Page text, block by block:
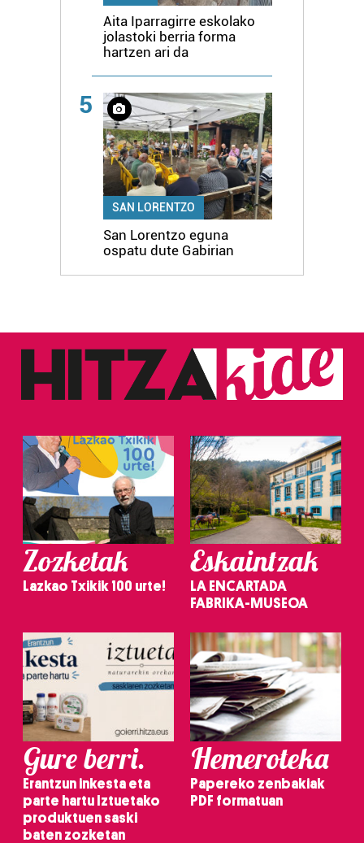
Aita Iparragirre eskolako
jolastoki berria forma
hartzen ari da
5
SAN LORENTZO
San Lorentzo eguna
ospatu dute Gabirian
Zozketak
Lazkao Txikik 100 urte!
Eskaintzak
LA ENCARTADA
FABRIKA-MUSEOA
Gure berri.
Erantzun inkesta eta
parte hartu Iztuetako
produktuen saski
baten zozketan
Hemeroteka
Papereko zenbakiak
PDF formatuan